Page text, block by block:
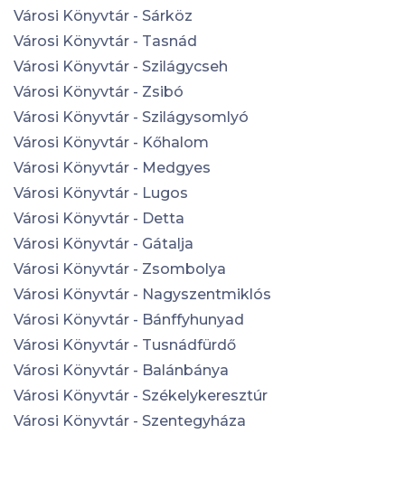
Városi Könyvtár - Sárköz
Városi Könyvtár - Tasnád
Városi Könyvtár - Szilágycseh
Városi Könyvtár - Zsibó
Városi Könyvtár - Szilágysomlyó
Városi Könyvtár - Kőhalom
Városi Könyvtár - Medgyes
Városi Könyvtár - Lugos
Városi Könyvtár - Detta
Városi Könyvtár - Gátalja
Városi Könyvtár - Zsombolya
Városi Könyvtár - Nagyszentmiklós
Városi Könyvtár - Bánffyhunyad
Városi Könyvtár - Tusnádfürdő
Városi Könyvtár - Balánbánya
Városi Könyvtár - Székelykeresztúr
Városi Könyvtár - Szentegyháza